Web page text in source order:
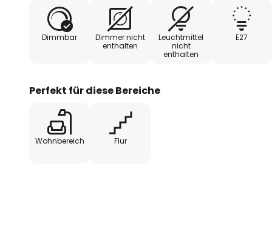
Dimmbar
Dimmer nicht
enthalten
Leuchtmittel
nicht
enthalten
E27
Perfekt für diese Bereiche
Wohnbereich Flur